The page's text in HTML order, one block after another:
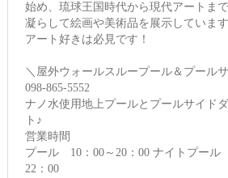
始め、琉球王国時代から現代アートま
凝らして絵画や美術品を展示しています
アート好きは必見です！
＼屋外ウォールスループール＆プール
098-865-5552
ナノ水使用地上プールとプールサイド
ト♪
営業時間
プール 10：00～20：00 ナイトプール
22：00